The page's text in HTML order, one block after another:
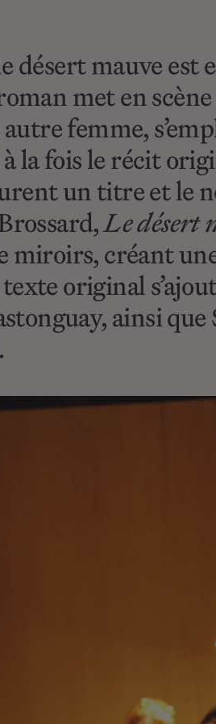
désert mauve
met en
femme,
la fois le récit
un titre et le
Le désert
miroirs, créant
original
ainsi